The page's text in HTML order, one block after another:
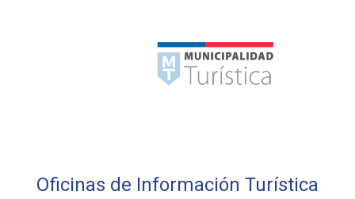
Oficinas de Información Turística